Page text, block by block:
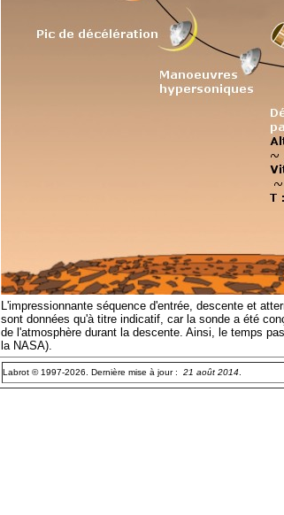
L'impressionnante séquence d'entrée, descente et
sont données qu'à titre indicatif, car la sonde a été
de l'atmosphère durant la descente. Ainsi, le temps
la NASA).
Labrot © 1997-2026. Dernière mise à jour : 21 août 2014